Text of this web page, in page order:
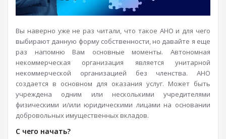
Вы наверно уже не раз читали, что такое АНО и для чего
выбирают данную форму собственности, но давайте я еще
раз напомню Вам основные моменты. Автономная
некоммерческая организация является унитарной
некоммерческой организацией без членства. АНО
создается в основном для оказания услуг. Может быть
учреждена одним или несколькими учредителями
физическими и/или юридическими лицами на основании
добровольных имущественных вкладов.
С чего начать?